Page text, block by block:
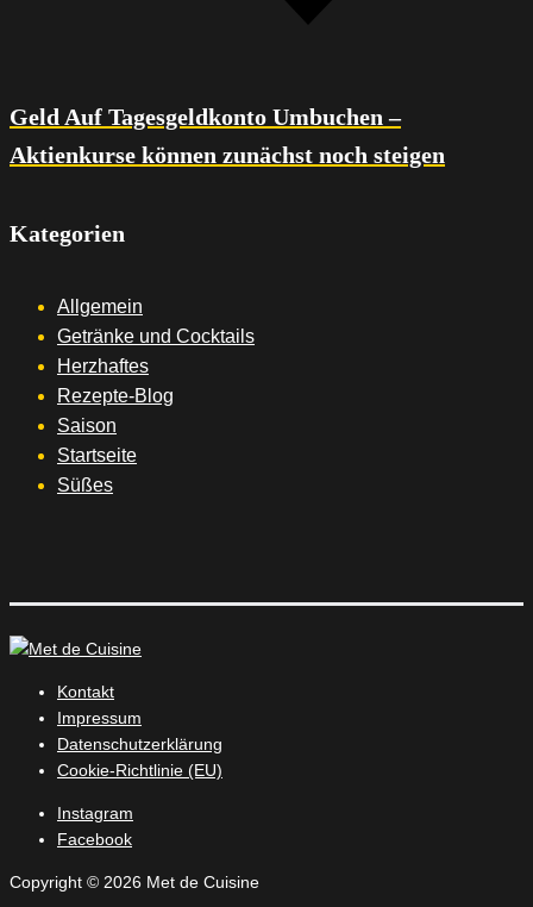
Geld Auf Tagesgeldkonto Umbuchen –
Aktienkurse können zunächst noch steigen
Kategorien
Allgemein
Getränke und Cocktails
Herzhaftes
Rezepte-Blog
Saison
Startseite
Süßes
Kontakt
Impressum
Datenschutzerklärung
Cookie-Richtlinie (EU)
Instagram
Facebook
Copyright © 2026 Met de Cuisine